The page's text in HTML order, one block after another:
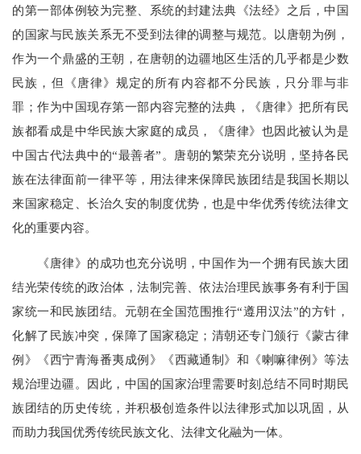
的第一部体例较为完整、系统的封建法典《法经》之后，中国
的国家与民族关系无不受到法律的调整与规范。以唐朝为例，
作为一个鼎盛的王朝，在唐朝的边疆地区生活的几乎都是少数
民族，但《唐律》规定的所有内容都不分民族，只分罪与非
罪；作为中国现存第一部内容完整的法典，《唐律》把所有民
族都看成是中华民族大家庭的成员，《唐律》也因此被认为是
中国古代法典中的“最善者”。唐朝的繁荣充分说明，坚持各民
族在法律面前一律平等，用法律来保障民族团结是我国长期以
来国家稳定、长治久安的制度优势，也是中华优秀传统法律文
化的重要内容。
《唐律》的成功也充分说明，中国作为一个拥有民族大团
结光荣传统的政治体，法制完善、依法治理民族事务有利于国
家统一和民族团结。元朝在全国范围推行“遵用汉法”的方针，
化解了民族冲突，保障了国家稳定；清朝还专门颁行《蒙古律
例》《西宁青海番夷成例》《西藏通制》和《喇嘛律例》等法
规治理边疆。因此，中国的国家治理需要时刻总结不同时期民
族团结的历史传统，并积极创造条件以法律形式加以巩固，从
而助力我国优秀传统民族文化、法律文化融为一体。